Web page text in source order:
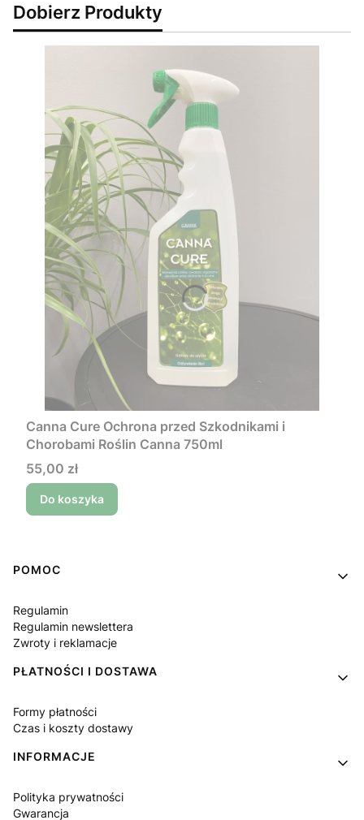
Dobierz Produkty
Canna Cure Ochrona przed Szkodnikami i
Chorobami Roślin Canna 750ml
Cena
55,00 zł
Do koszyka
Linki w stopce
POMOC
Regulamin
Regulamin newslettera
Zwroty i reklamacje
PŁATNOŚCI I DOSTAWA
Formy płatności
Czas i koszty dostawy
INFORMACJE
Polityka prywatności
Gwarancja